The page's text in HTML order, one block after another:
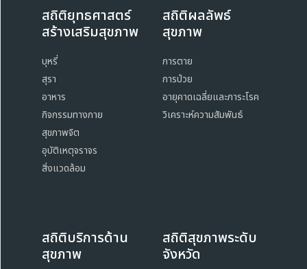
สถิติยุทธศาสตร์
สร้างเสริมสุขภาพ
บุหรี่
สุรา
อาหาร
กิจกรรมทางกาย
สุขภาพจิต
อุบัติเหตุจราจร
สิ่งแวดล้อม
สถิติผลลัพธ์
สุขภาพ
การตาย
การป่วย
อายุคาดเฉลี่ยและภาระโรค
วิเคราะห์ความสัมพันธ์
สถิติบริการด้าน
สุขภาพ
สถิติสุขภาพระดับ
จังหวัด